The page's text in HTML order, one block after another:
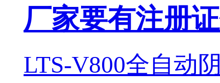
厂家要有注册
LTS-V800全自动